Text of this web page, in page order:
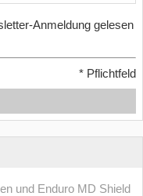
Anmeldung gelesen
* Pflichtfeld
und Enduro MD Shield